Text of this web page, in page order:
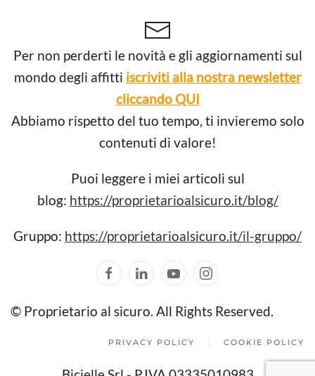
Per non perderti le novità e gli aggiornamenti sul
mondo degli affitti iscriviti alla nostra newsletter
cliccando QUI
Abbiamo rispetto del tuo tempo, ti invieremo solo
contenuti di valore!
Puoi leggere i miei articoli sul
blog: https://proprietarioalsicuro.it/blog/
Gruppo: https://proprietarioalsicuro.it/il-gruppo/
© Proprietario al sicuro. All Rights Reserved.
PRIVACY POLICY COOKIE POLICY